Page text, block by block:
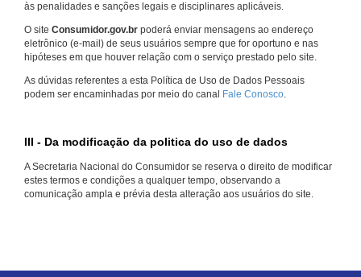
às penalidades e sanções legais e disciplinares aplicáveis.
O site Consumidor.gov.br poderá enviar mensagens ao endereço
eletrônico (e-mail) de seus usuários sempre que for oportuno e nas
hipóteses em que houver relação com o serviço prestado pelo site.
As dúvidas referentes a esta Política de Uso de Dados Pessoais
podem ser encaminhadas por meio do canal Fale Conosco.
III - Da modificação da politica do uso de dados
A Secretaria Nacional do Consumidor se reserva o direito de modificar
estes termos e condições a qualquer tempo, observando a
comunicação ampla e prévia desta alteração aos usuários do site.